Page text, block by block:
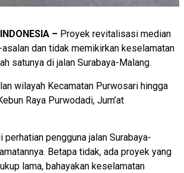
– Proyek revitalisasi median
dan tidak memikirkan keselamatan
satunya di jalan Surabaya-Malang.
wilayah Kecamatan Purwosari hingga
Raya Purwodadi, Jum’at
perhatian pengguna jalan Surabaya-
Betapa tidak, ada proyek yang
lama, bahayakan keselamatan